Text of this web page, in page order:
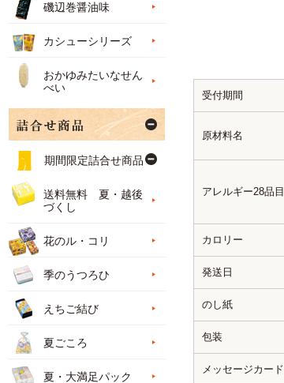
受付期間
原材料名
アレルギー28品目
カロリー
発送日
のし紙
包装
メッセージカード
磯辺巻醤油味
カシューシリーズ
おかゆみたいなせん
べい
期間限定詰合せ商品
送料無料 夏・越後
づくし
花のル・コリ
季のうつろひ
えちご結び
夏ごころ
夏・大満足パック